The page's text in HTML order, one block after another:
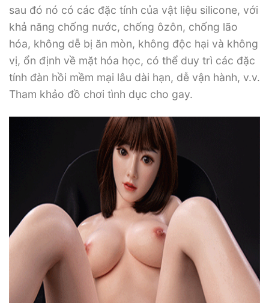
sau đó nó có các đặc tính của vật liệu silicone, với
khả năng chống nước, chống ôzôn, chống lão
hóa, không dễ bị ăn mòn, không độc hại và không
vị, ổn định về mặt hóa học, có thể duy trì các đặc
tính đàn hồi mềm mại lâu dài hạn, dễ vận hành, v.v.
Tham khảo đồ chơi tình dục cho gay.